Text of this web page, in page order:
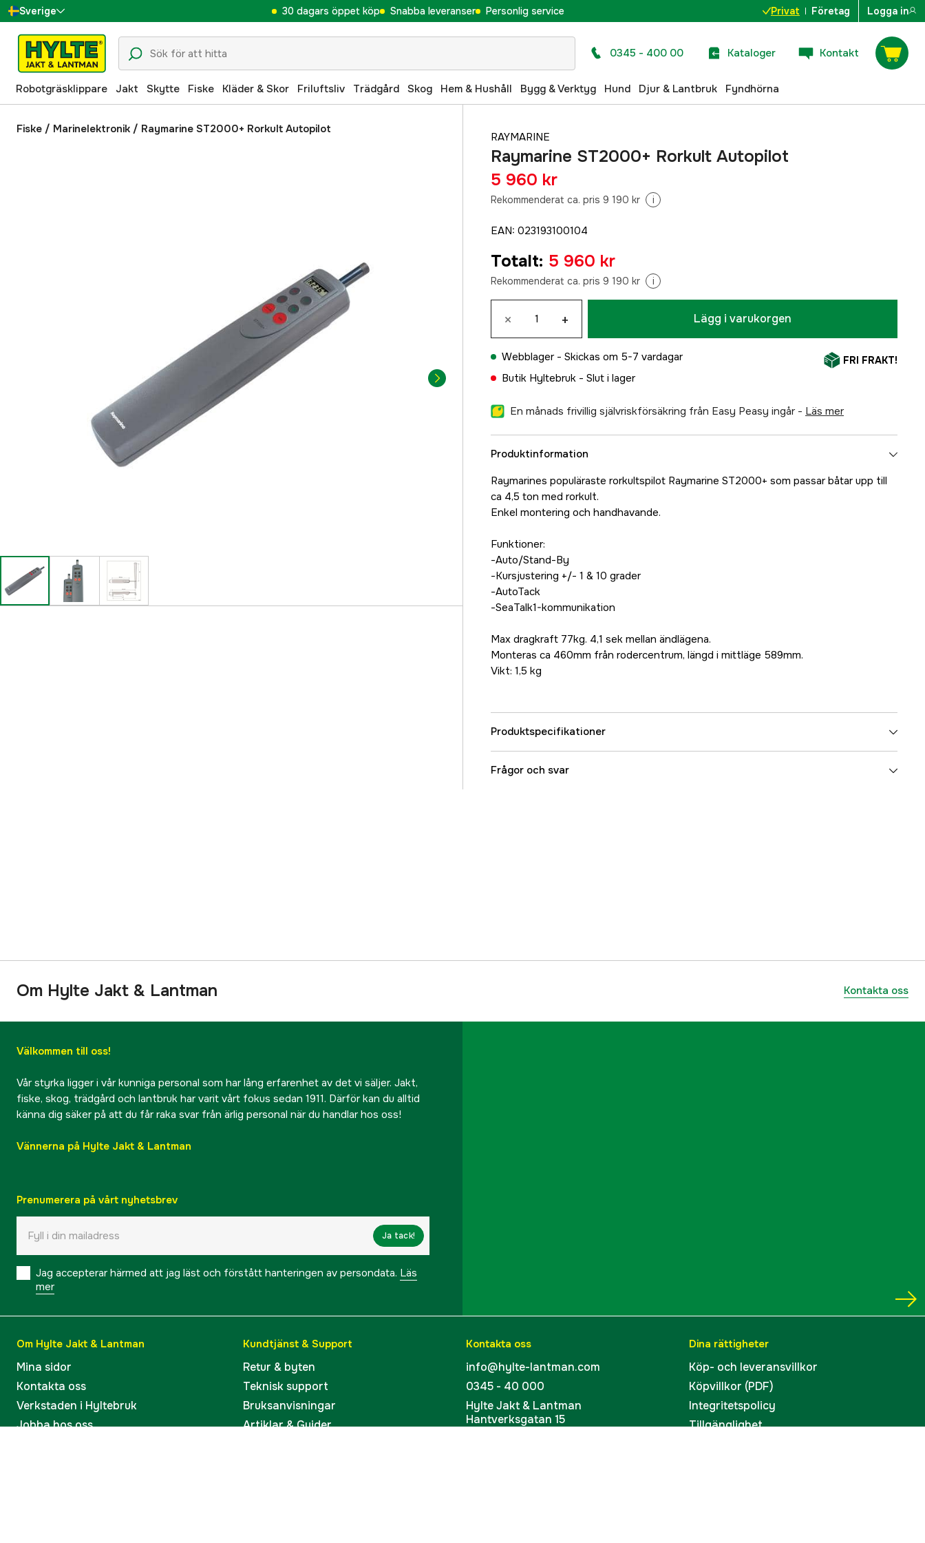
Sverige
Danmark
Suomi
Norge
Deutschland
30 dagars öppet köp Snabba leveranser Personlig service Privat Företag Logga in
0345 - 400 00 Kataloger Kontakt
Robotgräsklippare Jakt Skytte Fiske Kläder & Skor Friluftsliv Trädgård Skog Hem & Hushåll Bygg & Verktyg Hund Djur & Lantbruk Fyndhörna
Fiske / Marinelektronik / Raymarine ST2000+ Rorkult Autopilot
RAYMARINE
Raymarine ST2000+ Rorkult Autopilot
5 960 kr
Rekommenderat ca. pris 9 190 kr i
EAN: 023193100104
Totalt: 5 960 kr
Rekommenderat ca. pris 9 190 kr i
× + Lägg i varukorgen
Webblager - Skickas om 5-7 vardagar
Butik Hyltebruk - Slut i lager
FRI FRAKT!
En månads frivillig självriskförsäkring från Easy Peasy ingår - läs mer
Produktinformation
Raymarines populäraste rorkultspilot Raymarine ST2000+ som passar båtar upp till
ca 4,5 ton med rorkult.
Enkel montering och handhavande.
Funktioner:
-Auto/Stand-By
-Kursjustering +/- 1 & 10 grader
-AutoTack
-SeaTalk1-kommunikation
Max dragkraft 77kg. 4,1 sek mellan ändlägena.
Monteras ca 460mm från rodercentrum, längd i mittläge 589mm.
Vikt: 1,5 kg
Produktspecifikationer
Referensnummer
Frågor och svar
Om Hylte Jakt & Lantman Kontakta oss
Välkommen till oss!
Vår styrka ligger i vår kunniga personal som har lång erfarenhet av det vi säljer. Jakt,
fiske, skog, trädgård och lantbruk har varit vårt fokus sedan 1911. Därför kan du alltid
känna dig säker på att du får raka svar från ärlig personal när du handlar hos oss!
Vännerna på Hylte Jakt & Lantman
Prenumerera på vårt nyhetsbrev
Ja tack!
Jag accepterar härmed att jag läst och förstått hanteringen av persondata. Läs
mer
Om Hylte Jakt & Lantman
Mina sidor
Kontakta oss
Verkstaden i Hyltebruk
Jobba hos oss
Kundtjänst & Support
Retur & byten
Teknisk support
Bruksanvisningar
Artiklar & Guider
Kontakta oss
info@hylte-lantman.com
0345 - 40 000
Hylte Jakt & Lantman
Hantverksgatan 15
Dina rättigheter
Köp- och leveransvillkor
Köpvillkor (PDF)
Integritetspolicy
Tillgänglighet